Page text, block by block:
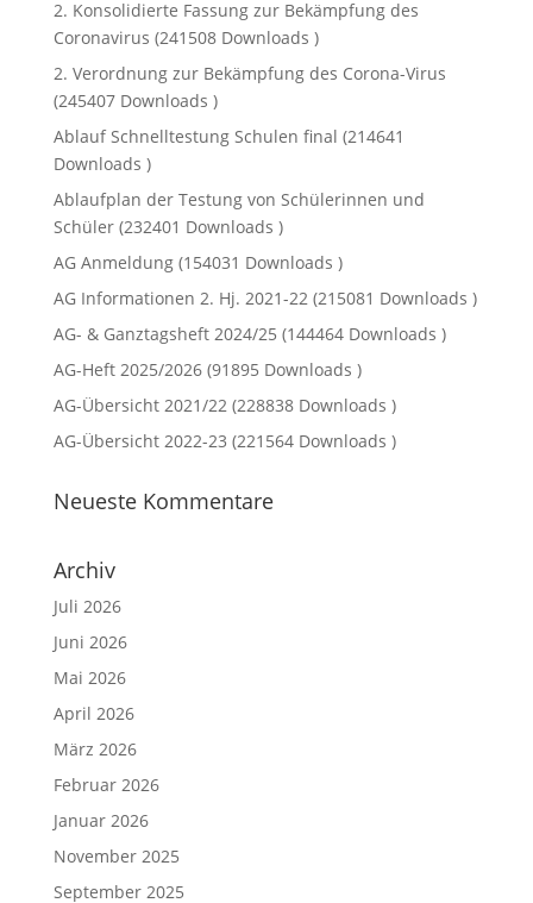
2. Konsolidierte Fassung zur Bekämpfung des
Coronavirus (241508 Downloads )
2. Verordnung zur Bekämpfung des Corona-Virus
(245407 Downloads )
Ablauf Schnelltestung Schulen final (214641
Downloads )
Ablaufplan der Testung von Schülerinnen und
Schüler (232401 Downloads )
AG Anmeldung (154031 Downloads )
AG Informationen 2. Hj. 2021-22 (215081 Downloads )
AG- & Ganztagsheft 2024/25 (144464 Downloads )
AG-Heft 2025/2026 (91895 Downloads )
AG-Übersicht 2021/22 (228838 Downloads )
AG-Übersicht 2022-23 (221564 Downloads )
Neueste Kommentare
Archiv
Juli 2026
Juni 2026
Mai 2026
April 2026
März 2026
Februar 2026
Januar 2026
November 2025
September 2025